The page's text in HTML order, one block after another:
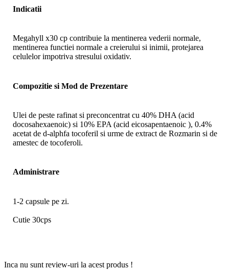
Indicatii
Megahyll x30 cp contribuie la mentinerea vederii normale,
mentinerea functiei normale a creierului si inimii, protejarea
celulelor impotriva stresului oxidativ.
Compozitie si Mod de Prezentare
Ulei de peste rafinat si preconcentrat cu 40% DHA (acid
docosahexaenoic) si 10% EPA (acid eicosapentaenoic ), 0.4%
acetat de d-alphfa tocoferil si urme de extract de Rozmarin si de
amestec de tocoferoli.
Administrare
1-2 capsule pe zi.
Cutie 30cps
Inca nu sunt review-uri la acest produs !